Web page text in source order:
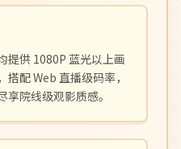
提供 1080P 蓝光以上画
配 Web 直播级码率，
院线级观影质感。